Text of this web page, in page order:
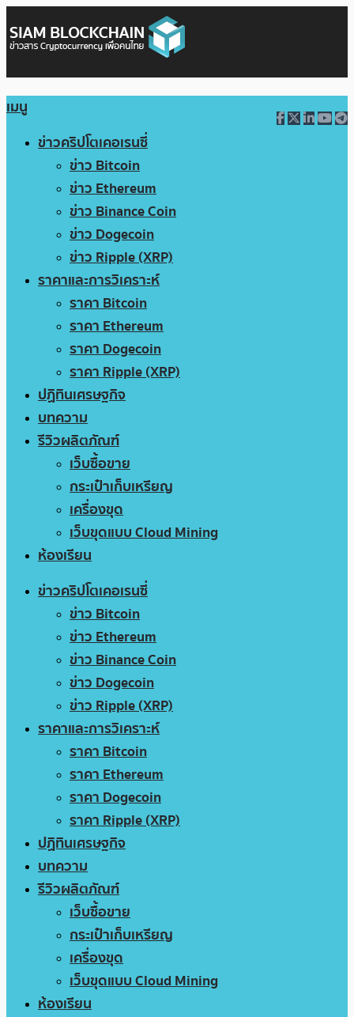
เมนู
ข่าวคริปโตเคอเรนซี่
ข่าว Bitcoin
ข่าว Ethereum
ข่าว Binance Coin
ข่าว Dogecoin
ข่าว Ripple (XRP)
ราคาและการวิเคราะห์
ราคา Bitcoin
ราคา Ethereum
ราคา Dogecoin
ราคา Ripple (XRP)
ปฏิทินเศรษฐกิจ
บทความ
รีวิวผลิตภัณฑ์
เว็บซื้อขาย
กระเป๋าเก็บเหรียญ
เครื่องขุด
เว็บขุดแบบ Cloud Mining
ห้องเรียน
ข่าวคริปโตเคอเรนซี่
ข่าว Bitcoin
ข่าว Ethereum
ข่าว Binance Coin
ข่าว Dogecoin
ข่าว Ripple (XRP)
ราคาและการวิเคราะห์
ราคา Bitcoin
ราคา Ethereum
ราคา Dogecoin
ราคา Ripple (XRP)
ปฏิทินเศรษฐกิจ
บทความ
รีวิวผลิตภัณฑ์
เว็บซื้อขาย
กระเป๋าเก็บเหรียญ
เครื่องขุด
เว็บขุดแบบ Cloud Mining
ห้องเรียน